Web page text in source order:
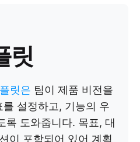
릿
릿은 팀이 제품 비전을
설정하고, 기능의 우
록 도와줍니다. 목표, 대
이 포함되어 있어 계획